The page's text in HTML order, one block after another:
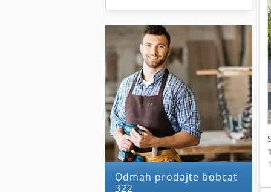
Odmah prodajte bobcat
322